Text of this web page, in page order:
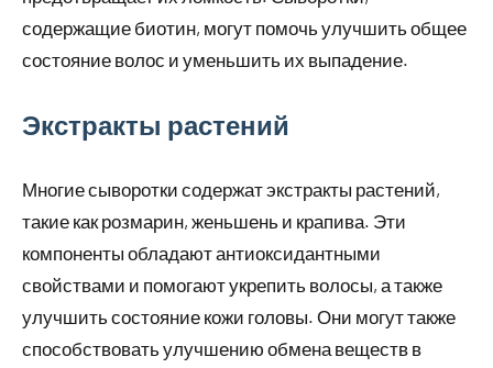
содержащие биотин, могут помочь улучшить общее
состояние волос и уменьшить их выпадение.
Экстракты растений
Многие сыворотки содержат экстракты растений,
такие как розмарин, женьшень и крапива. Эти
компоненты обладают антиоксидантными
свойствами и помогают укрепить волосы, а также
улучшить состояние кожи головы. Они могут также
способствовать улучшению обмена веществ в